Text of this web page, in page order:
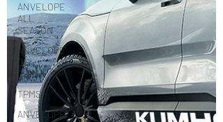
ANVELOPE
ALL
SEASON
ANVELOPE
DE
IARNĂ
TPMS
ANVELOPE